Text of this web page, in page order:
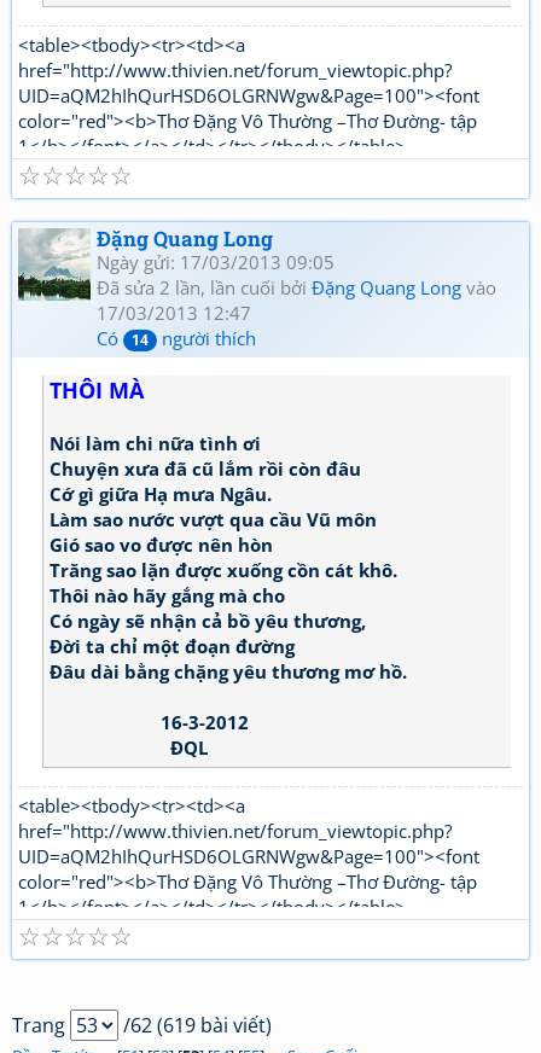
<table><tbody><tr><td><a
href="http://www.thivien.net/forum_viewtopic.php?
UID=aQM2hIhQurHSD6OLGRNWgw&Page=100"><font
color="red"><b>Thơ Đặng Vô Thường –Thơ Đường- tập
1</b></font></a></td></tr></tbody></table>
<table><tbody><tr><td><a
href="http://www.thivien.net/forum_viewtopic.php?
UID=1nPi_YLwNjj6jqJJ5OtTPg"><font color="red"><b>Thơ
Đặng Vô Thường Thơ mới - tập 1</b></font></a></td></tr>
</tbody></table>
☆
☆
☆
☆
☆
Đặng Quang Long
Ngày gửi: 17/03/2013 09:05
Đã sửa 2 lần, lần cuối bởi Đặng Quang Long vào
17/03/2013 12:47
Có
14 người thích
THÔI MÀ
Nói làm chi nữa tình ơi
Chuyện xưa đã cũ lắm rồi còn đâu
Cớ gì giữa Hạ mưa Ngâu.
Làm sao nước vượt qua cầu Vũ môn
Gió sao vo được nên hòn
Trăng sao lặn được xuống cồn cát khô.
Thôi nào hãy gắng mà cho
Có ngày sẽ nhận cả bồ yêu thương,
Đời ta chỉ một đoạn đường
Đâu dài bằng chặng yêu thương mơ hồ.
16-3-2012
ĐQL
<table><tbody><tr><td><a
href="http://www.thivien.net/forum_viewtopic.php?
UID=aQM2hIhQurHSD6OLGRNWgw&Page=100"><font
color="red"><b>Thơ Đặng Vô Thường –Thơ Đường- tập
1</b></font></a></td></tr></tbody></table>
<table><tbody><tr><td><a
href="http://www.thivien.net/forum_viewtopic.php?
Đặng Vô Thường Thơ mới - tập 1</b></font></a></td></tr>
</tbody></table>
☆
☆
☆
☆
☆
Trang /62 (619 bài viết)